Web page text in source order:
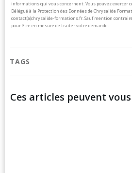
informations qui vous concernent. Vous pouvez exercer
Délégué à la Protection des Données de Chrysalide
contact(a)chrysalide-formations.fr.Sauf mention
pour être en mesure de traiter votre demande.
TAGS
Ces articles peuvent